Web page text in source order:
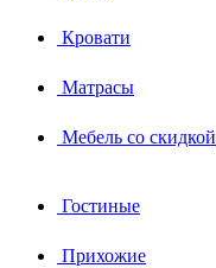
Кровати
Матрасы
Мебель со скидкой
Гостиные
Прихожие